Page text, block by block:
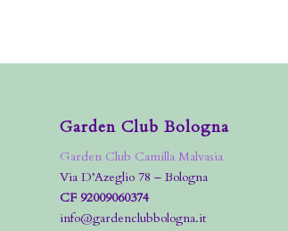
Garden Club Bologna
Garden Club Camilla Malvasia
Via D’Azeglio 78 – Bologna
CF 92009060374
info@gardenclubbologna.it